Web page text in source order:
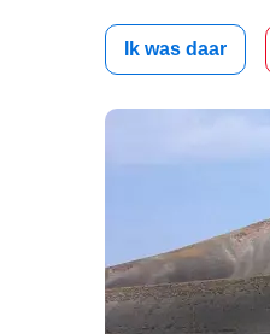
Ik was daar